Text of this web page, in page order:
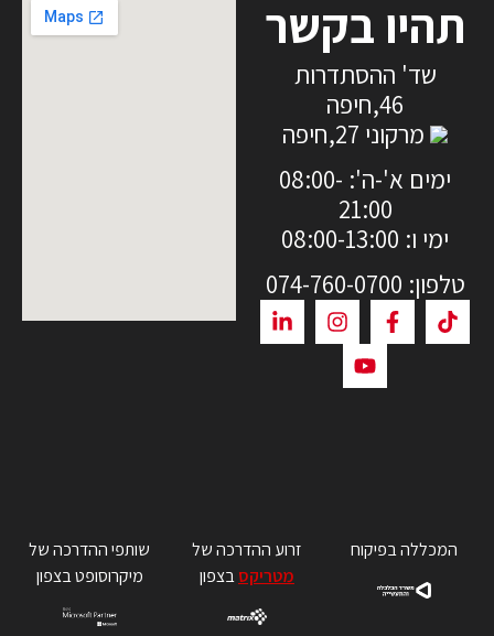
תהיו בקשר
שד' ההסתדרות
46,חיפה
מרקוני 27,חיפה
ימים א'-ה': 08:00-
21:00
ימי ו: 08:00-13:00
טלפון: 074-760-0700
המכללה בפיקוח
זרוע ההדרכה של
מטריקסבצפון
שותפי ההדרכה של
מיקרוסופט בצפון